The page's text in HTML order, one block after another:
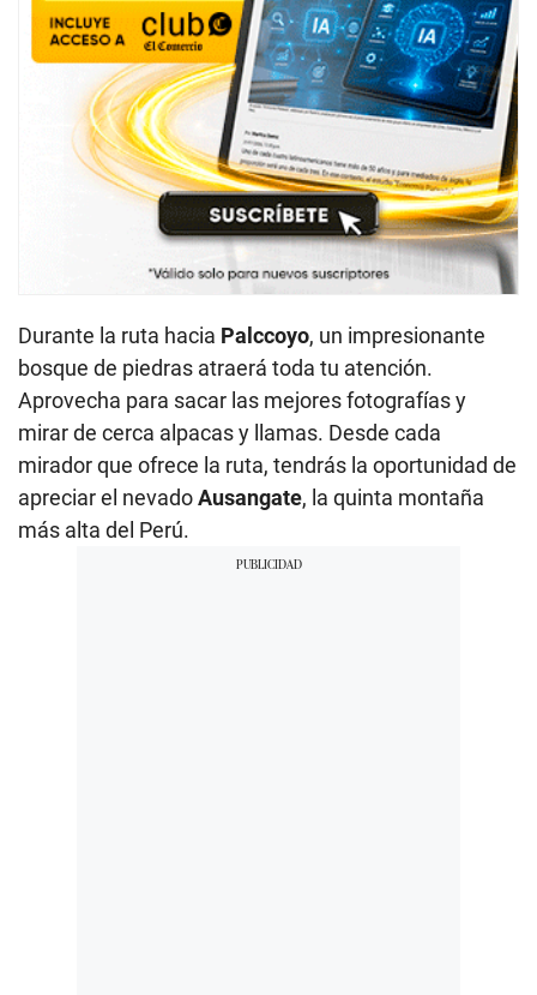
Durante la ruta hacia Palccoyo, un impresionante
bosque de piedras atraerá toda tu atención.
Aprovecha para sacar las mejores fotografías y
mirar de cerca alpacas y llamas. Desde cada
mirador que ofrece la ruta, tendrás la oportunidad de
apreciar el nevadoAusangate, la quinta montaña
más alta del Perú.